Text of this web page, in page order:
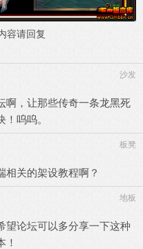
容请回复
沙发
啊，让那些传奇一条龙黑死
呜呜。
板凳
相关的架设教程啊？
地板
望论坛可以多分享一下这种
！